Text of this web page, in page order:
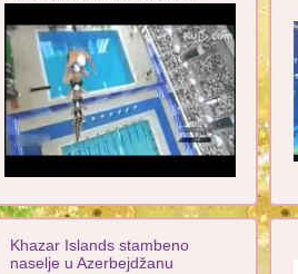
Khazar Islands stambeno
naselje u Azerbejdžanu